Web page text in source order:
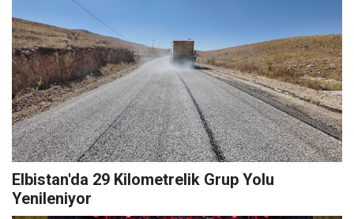
Elbistan'da 29 Kilometrelik Grup Yolu
Yenileniyor